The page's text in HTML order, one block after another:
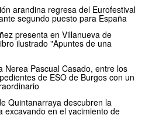
arandina regresa del Eurofestival
segundo puesto para España
presenta en Villanueva de
ilustrado "Apuntes de una
Nerea Pascual Casado, entre los
de ESO de Burgos con un
Quintanarraya descubren la
excavando en el yacimiento de